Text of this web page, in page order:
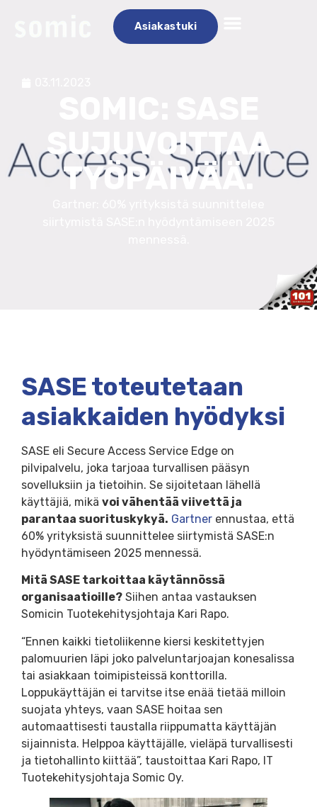
Asiakastuki
SUJUVOITTAA
TYÖPÄIVÄÄ.
SASE toteutetaan
asiakkaiden hyödyksi
SASE eli Secure Access Service Edge on
pilvipalvelu, joka tarjoaa turvallisen pääsyn
sovelluksiin ja tietoihin. Se sijoitetaan lähellä
käyttäjiä, mikä voi vähentää viivettä ja
parantaa suorituskykyä. Gartner ennustaa, että
60% yrityksistä suunnittelee siirtymistä SASE:n
hyödyntämiseen 2025 mennessä.
Mitä SASE tarkoittaa käytännössä
organisaatioille? Siihen antaa vastauksen
Somicin Tuotekehitysjohtaja Kari Rapo.
“Ennen kaikki tietoliikenne kiersi keskitettyjen
palomuurien läpi joko palveluntarjoajan konesalissa
tai asiakkaan toimipisteissä konttorilla.
Loppukäyttäjän ei tarvitse itse enää tietää milloin
suojata yhteys, vaan SASE hoitaa sen
automaattisesti taustalla riippumatta käyttäjän
sijainnista. Helppoa käyttäjälle, vieläpä turvallisesti
ja tietohallinto kiittää”, taustoittaa Kari Rapo, IT
Tuotekehitysjohtaja Somic Oy.